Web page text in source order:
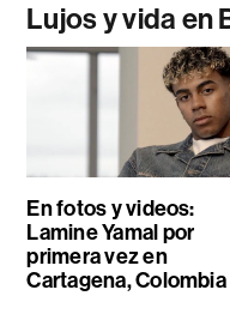
Lujos y vida en
En fotos y videos:
Lamine Yamal por
primera vez en
Cartagena, Colombia